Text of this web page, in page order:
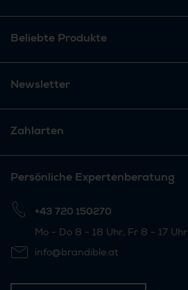
Beliebte Produkte
Newsletter
Zahlarten
Persönliche Expertenberatung
+43 720 150270
Mo - Do 8 - 18 Uhr, Fr 8 - 17 Uhr
info@brandible.at